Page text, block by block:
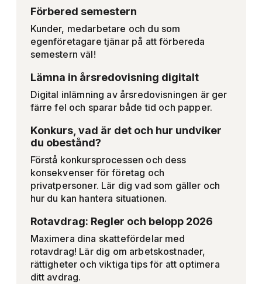
Förbered semestern
Kunder, medarbetare och du som
egenföretagare tjänar på att förbereda
semestern väl!
Lämna in årsredovisning digitalt
Digital inlämning av årsredovisningen är ger
färre fel och sparar både tid och papper.
Konkurs, vad är det och hur undviker
du obestånd?
Förstå konkursprocessen och dess
konsekvenser för företag och
privatpersoner. Lär dig vad som gäller och
hur du kan hantera situationen.
Rotavdrag: Regler och belopp 2026
Maximera dina skattefördelar med
rotavdrag! Lär dig om arbetskostnader,
rättigheter och viktiga tips för att optimera
ditt avdrag.